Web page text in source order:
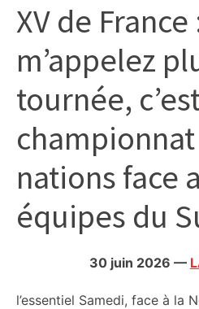
culture,
politique,
météo,
faits
divers
initiatives
citoyennes
XV de France
m’appelez
tournée,
nations face
équipes du
30 juin 2026 —
l’essentiel Samedi, face à la